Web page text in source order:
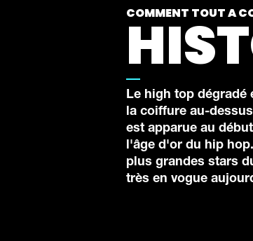
COMMENT TOUT A
Le high top dégradé
la coiffure au-
est apparue au
l'âge d'or du hip
plus grandes stars
très en vogue